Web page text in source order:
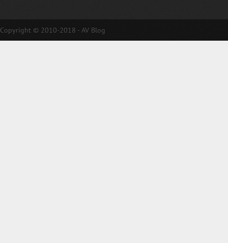
Copyright © 2010-2018 - AV Blog